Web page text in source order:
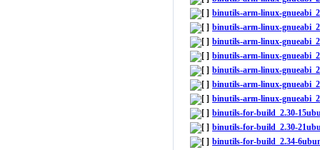
binutils-arm-linux-
binutils-arm-linux-
binutils-arm-linux-
binutils-arm-linux-
binutils-arm-linux-
binutils-arm-linux-
binutils-arm-linux-
binutils-for-build_2.30-
binutils-for-build_2.30-
binutils-for-build_2.34-